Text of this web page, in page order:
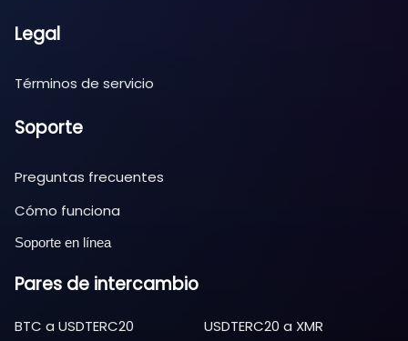
Legal
Términos de servicio
Soporte
Preguntas frecuentes
Cómo funciona
Soporte en línea
Pares de intercambio
BTC a USDTERC20 USDTERC20 a XMR